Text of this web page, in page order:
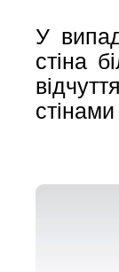
У
стіна